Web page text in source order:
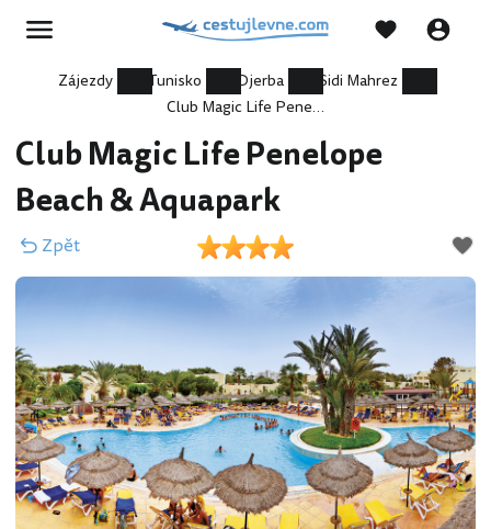
Zájezdy Tunisko Djerba
Sidi Mahrez
Club Magic Life Penelope Beach & Aquapark
Club Magic Life Penelope
Beach & Aquapark
Zpět